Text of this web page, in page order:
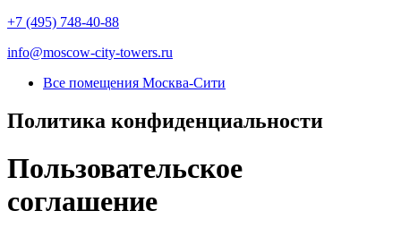
+7 (495) 748-40-88
info@moscow-city-towers.ru
Все помещения Москва-Сити
Политика конфиденциальности
Пользовательское
соглашение